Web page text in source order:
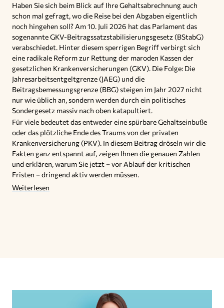
Haben Sie sich beim Blick auf Ihre Gehaltsabrechnung auch
schon mal gefragt, wo die Reise bei den Abgaben eigentlich
noch hingehen soll? Am 10. Juli 2026 hat das Parlament das
sogenannte GKV-Beitragssatzstabilisierungsgesetz (BStabG)
verabschiedet. Hinter diesem sperrigen Begriff verbirgt sich
eine radikale Reform zur Rettung der maroden Kassen der
gesetzlichen Krankenversicherungen (GKV). Die Folge: Die
Jahresarbeitsentgeltgrenze (JAEG) und die
Beitragsbemessungsgrenze (BBG) steigen im Jahr 2027 nicht
nur wie üblich an, sondern werden durch ein politisches
Sondergesetz massiv nach oben katapultiert.
Für viele bedeutet das entweder eine spürbare Gehaltseinbuße
oder das plötzliche Ende des Traums von der privaten
Krankenversicherung (PKV). In diesem Beitrag dröseln wir die
Fakten ganz entspannt auf, zeigen Ihnen die genauen Zahlen
und erklären, warum Sie jetzt – vor Ablauf der kritischen
Fristen – dringend aktiv werden müssen.
Weiterlesen